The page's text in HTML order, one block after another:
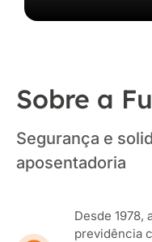
Sobre a
Segurança e
aposentadoria
Desde 1978,
previdência